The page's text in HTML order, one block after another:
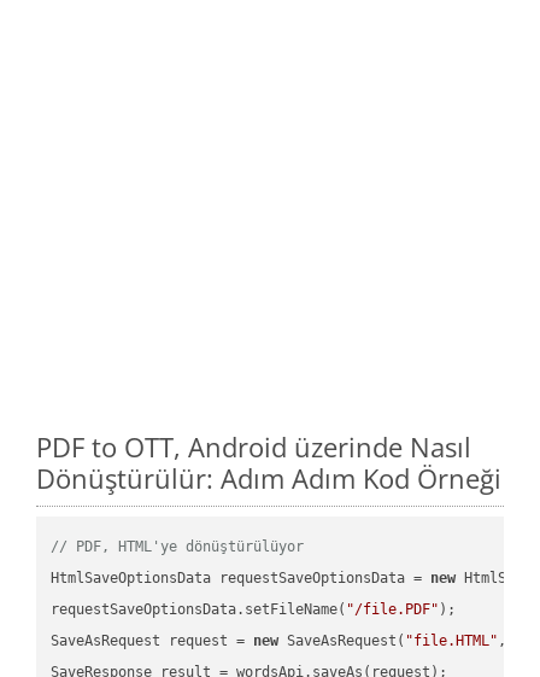
PDF to OTT, Android üzerinde Nasıl
Dönüştürülür: Adım Adım Kod Örneği
// PDF, HTML'ye dönüştürülüyor
HtmlSaveOptionsData requestSaveOptionsData = new
requestSaveOptionsData.setFileName( "/file.PDF" );
SaveAsRequest request = new SaveAsRequest( "file.HTML"
SaveResponse result = wordsApi.saveAs(request);